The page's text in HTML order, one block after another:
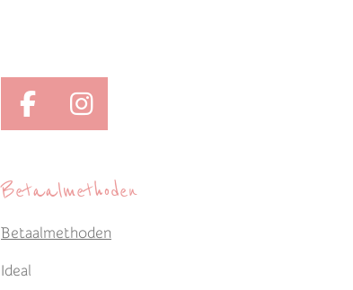
F
e
o
o
I
t
g
Betaalmethoden
Betaalmethoden
Ideal